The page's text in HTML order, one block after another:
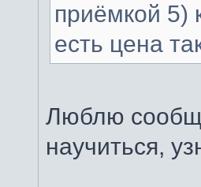
приёмкой 5)
есть цена
Люблю
научиться,